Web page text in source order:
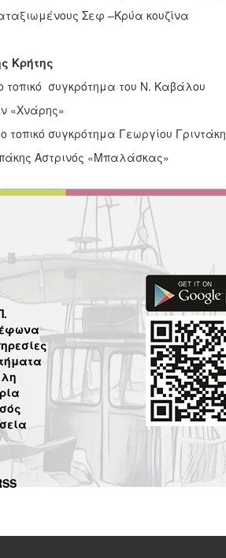
Σεφ –Κρύα κουζίνα
Κρήτης
συγκρότημα του Ν. Καβάλου
«Χνάρης»
συγκρότημα Γεωργίου Γριντάκη
Αστρινός «Μπαλάσκας»